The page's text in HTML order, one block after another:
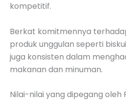
kompetitif.
Berkat komitmennya
produk unggulan seperti
juga konsisten dalam
makanan dan minuman.
Nilai-nilai yang dipegang